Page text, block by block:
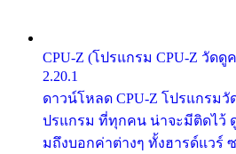
CPU-Z (โปรแกรม CPU-Z วัดดู
2.20.1
ดาวน์โหลด CPU-Z โปรแกรมวั
ปรแกรม ที่ทุกคน น่าจะมีติดไว้ ดู
มถึงบอกค่าต่างๆ ทั้งฮารด์แวร์